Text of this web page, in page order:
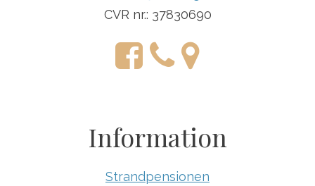
CVR nr.: 37830690
Information
Strandpensionen